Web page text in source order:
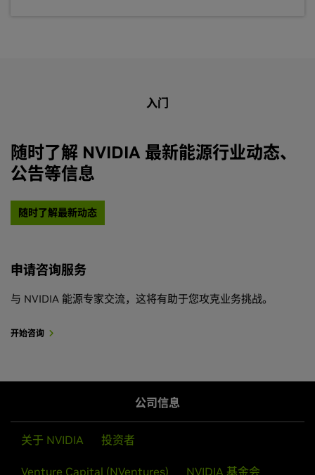
了解 NVIDIA 初创加速计划，这是一项免费计划，旨在帮
家的支持、与风险投资者交流的机会，以及可提高知名度
入门
随时了解 NVIDIA 最新能源行业动态、
公告等信息
随时了解最新动态
申请咨询服务
与 NVIDIA 能源专家交流，这将有助于您攻克业务挑战。
开始咨询
公司信息
关于 NVIDIA 投资者
Venture Capital (NVentures) NVIDIA 基金会